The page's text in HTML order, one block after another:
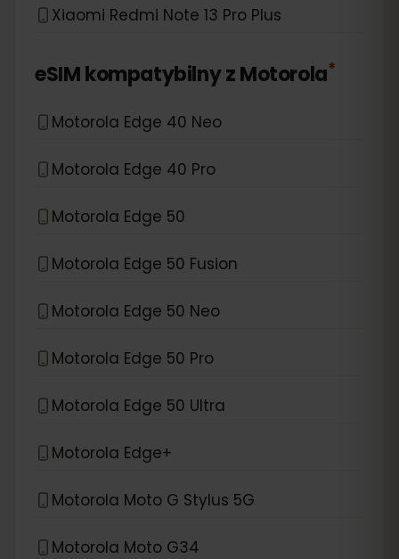
Xiaomi Redmi Note 13 Pro Plus
eSIM kompatybilny zMotorola*
Motorola Edge 40 Neo
Motorola Edge 40 Pro
Motorola Edge 50
Motorola Edge 50 Fusion
Motorola Edge 50 Neo
Motorola Edge 50 Pro
Motorola Edge 50 Ultra
Motorola Edge+
Motorola Moto G Stylus 5G
Motorola Moto G34